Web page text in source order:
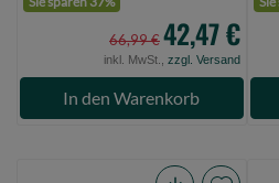
66,99 €42,47 €
inkl. MwSt., zzgl. Versand
In den Warenkorb